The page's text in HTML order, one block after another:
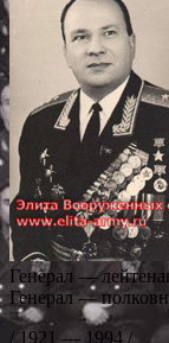
Генерал —
Генерал —
/ 1921 — 1994 /